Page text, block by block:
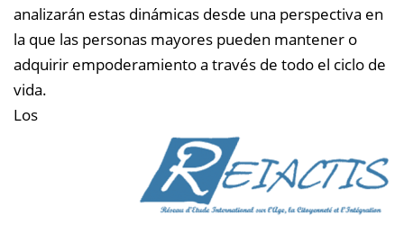
analizarán estas dinámicas desde una perspectiva en
la que las personas mayores pueden mantener o
adquirir empoderamiento a través de todo el ciclo de
vida.
Los